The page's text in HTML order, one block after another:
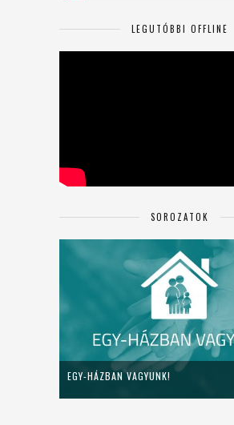
LEGUTÓBBI OFFLINE
SOROZATOK
EGY-HÁZBAN VAGYUNK!